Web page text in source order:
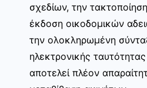
σχεδίων, την
έκδοση οικοδομικών
την ολοκληρωμένη
ηλεκτρονικής
αποτελεί πλέον